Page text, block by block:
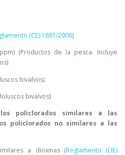
(CE) 1881/2006)
(Productos de la pesca. Incluye
bivalvos)
bivalvos)
policlorados similares a las
policlorados no similares a las
a dioxinas (Reglamento (UE)